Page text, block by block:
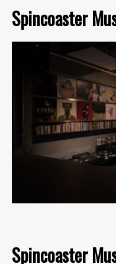
Spincoaster
Spincoaster